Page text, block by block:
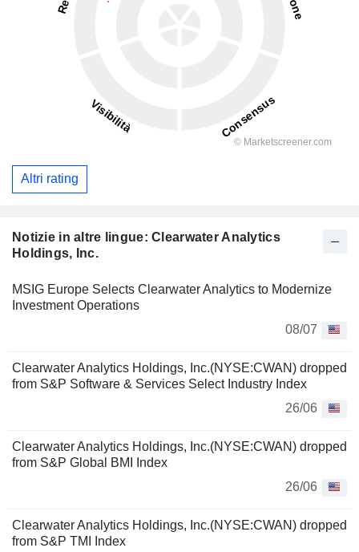
Notizie in altre lingue: Clearwater Analytics
Holdings, Inc.
MSIG Europe Selects Clearwater Analytics to Modernize
Investment Operations
08/07
Clearwater Analytics Holdings, Inc.(NYSE:CWAN) dropped
from S&P Software & Services Select Industry Index
26/06
Clearwater Analytics Holdings, Inc.(NYSE:CWAN) dropped
from S&P Global BMI Index
26/06
Clearwater Analytics Holdings, Inc.(NYSE:CWAN) dropped
from S&P TMI Index
Altri rating